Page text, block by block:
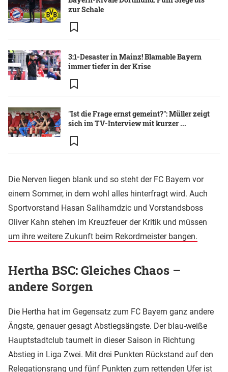
zur Schale
3:1-Desaster in Mainz! Blamable Bayern
immer tiefer in der Krise
"Ist die Frage ernst gemeint?": Müller zeigt
sich im TV-Interview mit kurzer ...
Die Nerven liegen blank und so steht der FC Bayern vor
einem Sommer, in dem wohl alles hinterfragt wird. Auch
Sportvorstand Hasan Salihamdzic und Vorstandsboss
Oliver Kahn stehen im Kreuzfeuer der Kritik und müssen
um ihre weitere Zukunft beim Rekordmeister bangen.
Hertha BSC: Gleiches Chaos –
andere Sorgen
Die Hertha hat im Gegensatz zum FC Bayern ganz andere
Ängste, genauer gesagt Abstiegsängste. Der blau-weiße
Hauptstadtclub taumelt in dieser Saison in Richtung
Abstieg in Liga Zwei. Mit drei Punkten Rückstand auf den
Relegationsrang und fünf Punkten zum rettenden Ufer ist